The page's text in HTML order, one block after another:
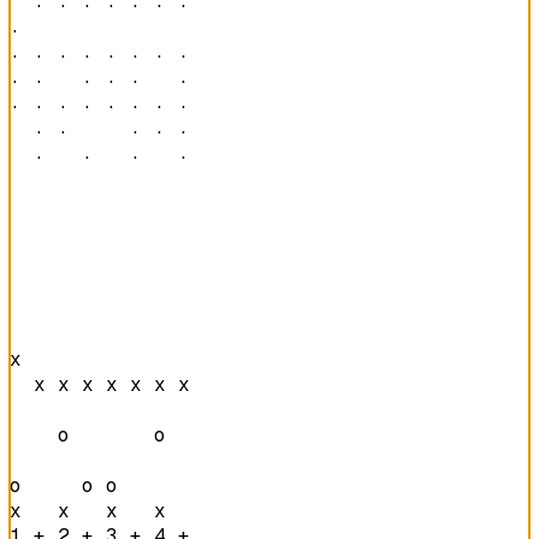
  · · · · · · ·
·
· · · · · · · ·
· ·   · · ·   ·
· · · · · · · ·
  · ·     · · ·
  ·   ·   ·   ·
x
  x x x x x x x
    o       o
o     o o
x   x   x   x